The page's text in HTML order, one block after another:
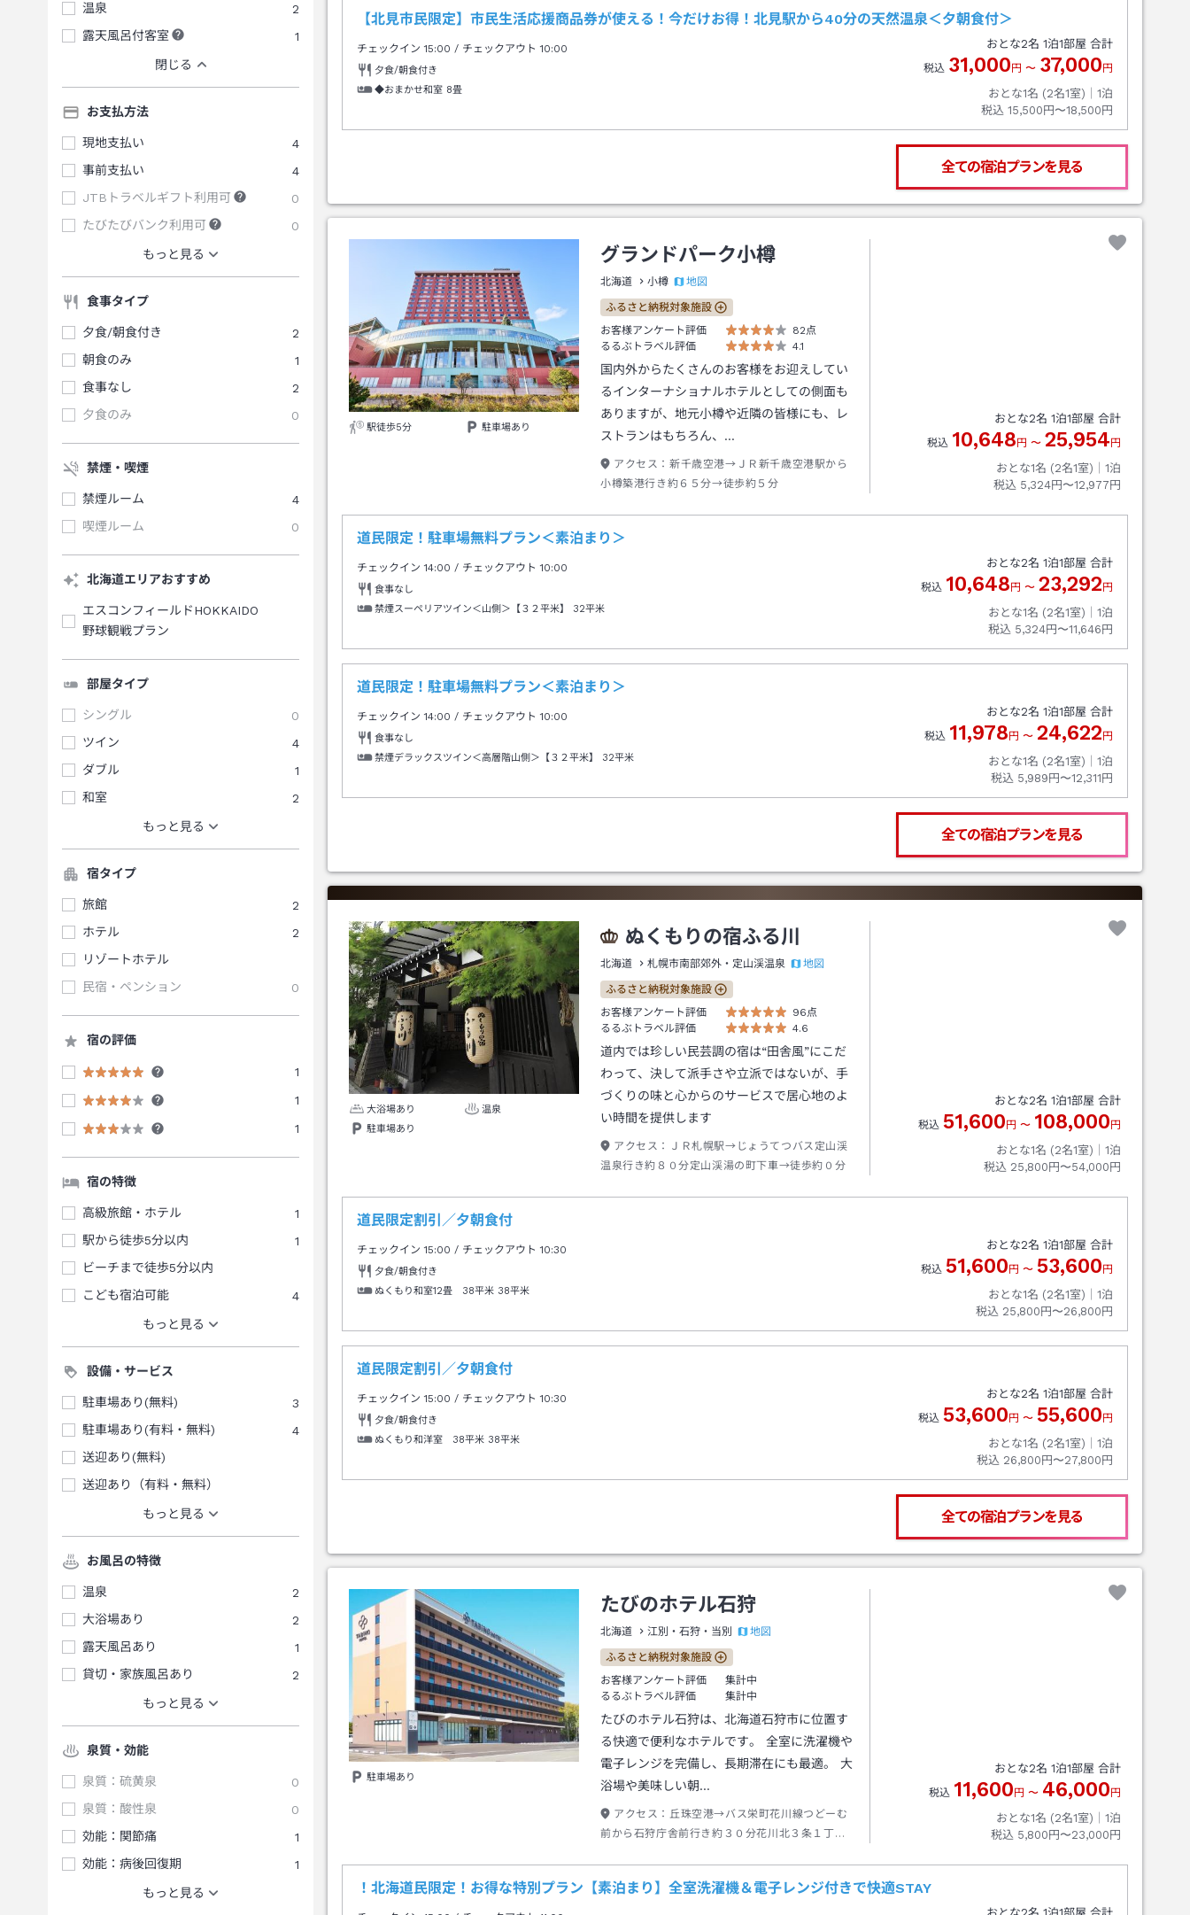
温泉
2
露天風呂付客室
1
閉じる
お支払方法
現地支払い
4
事前支払い
4
JTBトラベルギフト利用可
0
たびたびバンク利用可
0
もっと見る
食事タイプ
夕食/朝食付き
2
朝食のみ
1
食事なし
2
夕食のみ
0
禁煙・喫煙
禁煙ルーム
4
喫煙ルーム
0
北海道エリアおすすめ
エスコンフィールドHOKKAIDO
野球観戦プラン
部屋タイプ
シングル
0
ツイン
4
ダブル
1
和室
2
もっと見る
宿タイプ
旅館
2
ホテル
2
リゾートホテル
民宿・ペンション
0
宿の評価
1
1
1
宿の特徴
高級旅館・ホテル
1
駅から徒歩5分以内
1
ビーチまで徒歩5分以内
こども宿泊可能
4
もっと見る
設備・サービス
駐車場あり(無料)
3
駐車場あり(有料・無料)
4
送迎あり(無料)
送迎あり（有料・無料）
もっと見る
お風呂の特徴
温泉
2
大浴場あり
2
露天風呂あり
1
貸切・家族風呂あり
2
もっと見る
泉質・効能
泉質：硫黄泉
0
泉質：酸性泉
0
効能：関節痛
1
効能：病後回復期
1
もっと見る
【北見市民限定】市民生活応援商品券が使える！今だけお得！北見駅から40分の天然温泉＜夕朝食付＞
チェックイン15:00 / チェックアウト 10:00
夕食/朝食付き
◆おまかせ和室 8畳
おとな2名 1泊1部屋 合計
税込 31,000 円 〜 37,000 円
おとな1名 (2名1室)｜ 1泊
税込 15,500円〜18,500円
全ての宿泊プランを見る
駅徒歩5分 駐車場あり
グランドパーク小樽
北海道 小樽 地図
ふるさと納税対象施設
お客様アンケート評価
82点
るるぶトラベル評価
4.1
国内外からたくさんのお客様をお迎えしてい
るインターナショナルホテルとしての側面も
ありますが、地元小樽や近隣の皆様にも、レ
ストランはもちろん、…
アクセス： 新千歳空港→ＪＲ新千歳空港駅から
小樽築港行き約６５分→徒歩約５分
おとな2名 1泊1部屋 合計
税込 10,648 円 〜 25,954 円
おとな1名 (2名1室)｜ 1泊
税込 5,324円〜12,977円
道民限定！駐車場無料プラン＜素泊まり＞
チェックイン14:00 / チェックアウト 10:00
食事なし
禁煙スーペリアツイン＜山側＞【３２平米】
32平米
おとな2名 1泊1部屋 合計
税込 10,648 円 〜 23,292 円
おとな1名 (2名1室)｜ 1泊
税込 5,324円〜11,646円
道民限定！駐車場無料プラン＜素泊まり＞
チェックイン14:00 / チェックアウト 10:00
食事なし
禁煙デラックスツイン＜高層階山側＞【３２平米】
32平米
おとな2名 1泊1部屋 合計
税込 11,978 円 〜 24,622 円
おとな1名 (2名1室)｜ 1泊
税込 5,989円〜12,311円
全ての宿泊プランを見る
大浴場あり
温泉
駐車場あり
ぬくもりの宿ふる川
北海道 札幌市南部郊外・定山渓温泉 地図
ふるさと納税対象施設
お客様アンケート評価
96点
るるぶトラベル評価
4.6
道内では珍しい民芸調の宿は“田舎風”にこだ
わって、決して派手さや立派ではないが、手
づくりの味と心からのサービスで居心地のよ
い時間を提供します
アクセス：
ＪＲ札幌駅→じょうてつバス定山渓
温泉行き約８０分定山渓湯の町下車→徒歩約０分
おとな2名 1泊1部屋 合計
税込 51,600 円 〜 108,000 円
おとな1名 (2名1室)｜ 1泊
税込 25,800円〜54,000円
道民限定割引／夕朝食付
チェックイン15:00 / チェックアウト 10:30
夕食/朝食付き
ぬくもり和室12畳 38平米 38平米
おとな2名 1泊1部屋 合計
税込 51,600 円 〜 53,600 円
おとな1名 (2名1室)｜ 1泊
税込 25,800円〜26,800円
道民限定割引／夕朝食付
チェックイン15:00 / チェックアウト 10:30
夕食/朝食付き
ぬくもり和洋室 38平米 38平米
おとな2名 1泊1部屋 合計
税込 53,600 円 〜 55,600 円
おとな1名 (2名1室)｜ 1泊
税込 26,800円〜27,800円
全ての宿泊プランを見る
駐車場あり
たびのホテル石狩
北海道 江別・石狩・当別 地図
ふるさと納税対象施設
お客様アンケート評価
集計中
るるぶトラベル評価
集計中
たびのホテル石狩は、北海道石狩市に位置す
る快適で便利なホテルです。 全室に洗濯機や
電子レンジを完備し、長期滞在にも最適。 大
浴場や美味しい朝…
アクセス： 丘珠空港→バス栄町花川線つどーむ
前から石狩庁舎前行き約３０分花川北３条１丁目
おとな2名 1泊1部屋 合計
税込 11,600 円 〜 46,000 円
おとな1名 (2名1室)｜ 1泊
税込 5,800円〜23,000円
！北海道民限定！お得な特別プラン【素泊まり】全室洗濯機＆電子レンジ付きで快適STAY